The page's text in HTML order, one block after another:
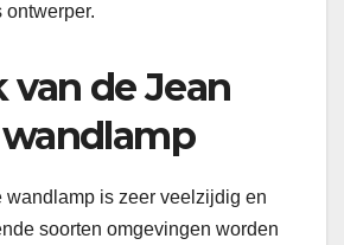
ontwerper.
van de Jean
wandlamp is zeer veelzijdig en
soorten omgevingen worden